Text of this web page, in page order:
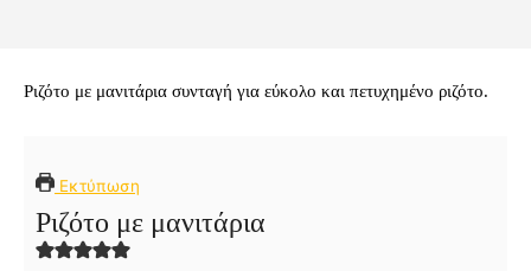
Ριζότο με μανιτάρια συνταγή για εύκολο και πετυχημένο ριζότο.
Εκτύπωση
Ριζότο με μανιτάρια